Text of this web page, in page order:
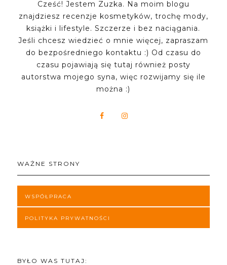
Cześć! Jestem Zuzka. Na moim blogu
znajdziesz recenzje kosmetyków, trochę mody,
książki i lifestyle. Szczerze i bez naciągania.
Jeśli chcesz wiedzieć o mnie więcej, zapraszam
do bezpośredniego kontaktu :) Od czasu do
czasu pojawiają się tutaj również posty
autorstwa mojego syna, więc rozwijamy się ile
można :)
WAŻNE STRONY
WSPÓŁPRACA
POLITYKA PRYWATNOŚCI
BYŁO WAS TUTAJ: